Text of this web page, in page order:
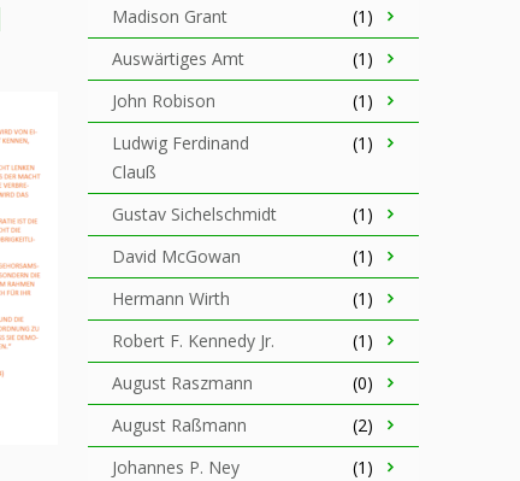
Madison Grant
(1)
Auswärtiges Amt
(1)
John Robison
(1)
Ludwig Ferdinand
Clauß
(1)
Gustav Sichelschmidt
(1)
David McGowan
(1)
Hermann Wirth
(1)
Robert F. Kennedy Jr.
(1)
August Raszmann
(0)
August Raßmann
(2)
Johannes P. Ney
(1)